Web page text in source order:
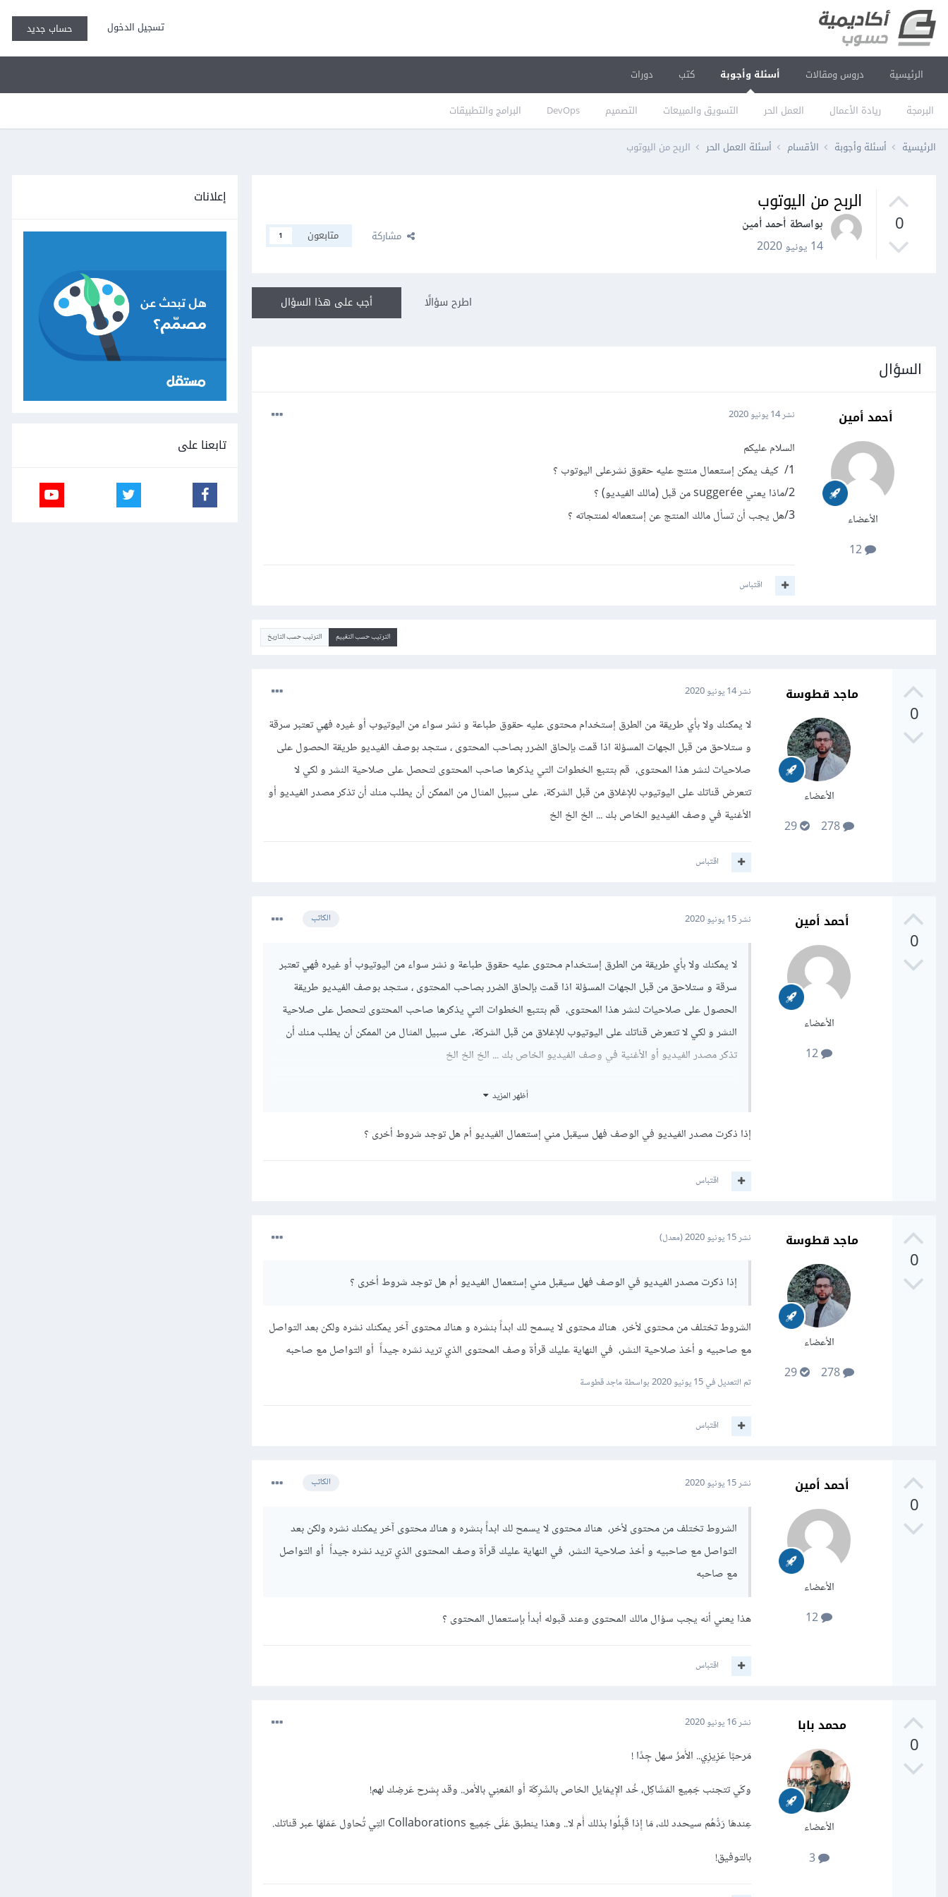
تسجيل الدخول حساب جديد
الرئيسية دروس ومقالات أسئلة وأجوبة
البرمجة ريادة الأعمال العمل الحر التسويق والمبيعات التصميم DevOps البرامج والتطبيقات
كتب دورات
الرئيسية أسئلة وأجوبة الأقسام أسئلة العمل الحر الربح من اليوتوب
0
الربح من اليوتوب
بواسطة أحمد أمين
14 يونيو 2020
مشاركة متابعون 1
أجب على هذا السؤال اطرح سؤالًا
السؤال
أحمد أمين
الأعضاء
نشر14 يونيو 2020
السلام عليكم
1/ كيف يمكن إستعمال منتج عليه حقوق نشرعلى اليوتوب ؟
2/ماذا يعني suggerée من قبل (مالك الفيديو) ؟
3/هل يجب أن تسأل مالك المنتج عن إستعماله لمنتجاته ؟
اقتباس
الترتيب حسب التقييم الترتيب حسب التاريخ
0
ماجد قطوسة
الأعضاء
278
29
نشر14 يونيو 2020
لا يمكنك ولا بأي طريقة من الطرق إستخدام محتوى عليه حقوق طباعة و نشر سواء من اليوتيوب أو غيره فهي تعتبر سرقة
و ستلاحق من قبل الجهات المسؤلة اذا قمت بإلحاق الضرر بصاحب المحتوى ، ستجد بوصف الفيديو طريقة الحصول على
صلاحيات لنشر هذا المحتوى، قم بتتبع الخطوات التي يذكرها صاحب المحتوى لتحصل على صلاحية النشر و لكي لا
تتعرض قناتك على اليوتيوب للإغلاق من قبل الشركة، على سبيل المثال من الممكن أن يطلب منك أن تذكر مصدر الفيديو أو
الأغنية في وصف الفيديو الخاص بك ... الخ الخ الخ
اقتباس
0
أحمد أمين
الأعضاء
الكاتب نشر15 يونيو 2020
لا يمكنك ولا بأي طريقة من الطرق إستخدام محتوى عليه حقوق طباعة و نشر سواء من اليوتيوب أو غيره فهي تعتبر
سرقة و ستلاحق من قبل الجهات المسؤلة اذا قمت بإلحاق الضرر بصاحب المحتوى ، ستجد بوصف الفيديو طريقة
الحصول على صلاحيات لنشر هذا المحتوى، قم بتتبع الخطوات التي يذكرها صاحب المحتوى لتحصل على صلاحية
النشر و لكي لا تتعرض قناتك على اليوتيوب للإغلاق من قبل الشركة، على سبيل المثال من الممكن أن يطلب منك أن
تذكر مصدر الفيديو أو الأغنية في وصف الفيديو الخاص بك ... الخ الخ الخ
أظهر المزيد
إذا ذكرت مصدر الفيديو في الوصف فهل سيقبل مني إستعمال الفيديو أم هل توجد شروط أخرى ؟
اقتباس
0
ماجد قطوسة
الأعضاء
278
29
نشر15 يونيو 2020 (معدل)
إذا ذكرت مصدر الفيديو في الوصف فهل سيقبل مني إستعمال الفيديو أم هل توجد شروط أخرى ؟
الشروط تختلف من محتوى لأخر، هناك محتوى لا يسمح لك ابداً بنشره و هناك محتوى آخر يمكنك نشره ولكن بعد التواصل
مع صاحبيه و أخذ صلاحية النشر، في النهاية عليك قرأة وصف المحتوى الذي تريد نشره جيداً أو التواصل مع صاحبه
تم التعديل في15 يونيو 2020 بواسطة ماجد قطوسة
اقتباس
0
أحمد أمين
الأعضاء
الكاتب نشر15 يونيو 2020
الشروط تختلف من محتوى لأخر، هناك محتوى لا يسمح لك ابداً بنشره و هناك محتوى آخر يمكنك نشره ولكن بعد
التواصل مع صاحبيه و أخذ صلاحية النشر، في النهاية عليك قرأة وصف المحتوى الذي تريد نشره جيداً أو التواصل
مع صاحبه
هذا يعني أنه يجب سؤال مالك المحتوى وعند قبوله أبدأ بإستعمال المحتوى ؟
اقتباس
0
محمد بابا
الأعضاء
3
نشر16 يونيو 2020
مَرحبًا عَزِيزِي.. الأَمرُ سهل جِدًا !
وكَي تتجنب جَمِيع المَشَاكِل، خُد الإِيمَايل الخاص بالشَرِكَة أو المَعنِي بالأَمر.. وقد بِشرح عَرضِك لهم!
عِندهَا رَدُّهُم سيحدد لك، مَا إِذا قَبِلُوا بذلك أَم لا.. وهذا ينطبق عَلَى جَمِيع Collaborations التِي تُحاول عَمَلهَا عبر قناتك.
بالتوفيق!
إعلانات
تابعنا على